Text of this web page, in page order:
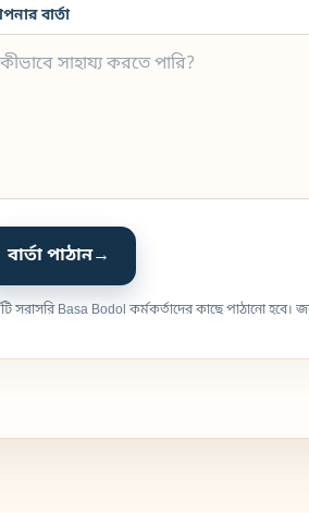
বার্তা
বার্তা পাঠান→
সরাসরি Basa Bodol কর্মকর্তাদের কাছে পাঠানো